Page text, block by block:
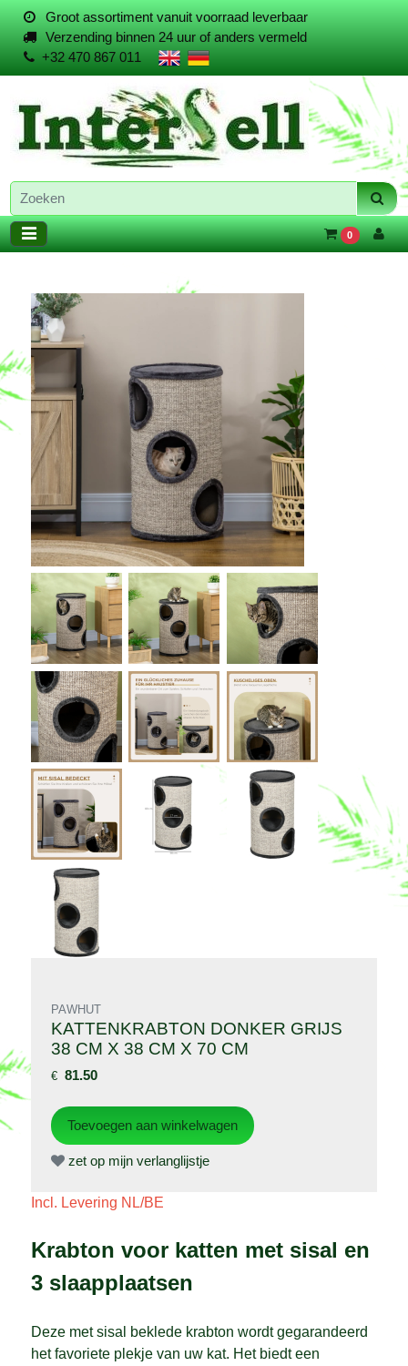
Groot assortiment vanuit voorraad leverbaar
Verzending binnen 24 uur of anders vermeld
+32 470 867 011
0
PAWHUT
KATTENKRABTON DONKER GRIJS
38 CM X 38 CM X 70 CM
€ 81.50
zet op mijn verlanglijstje
Incl. Levering NL/BE
Krabton voor katten met sisal en
3 slaapplaatsen
Deze met sisal beklede krabton wordt gegarandeerd
het favoriete plekje van uw kat. Het biedt een